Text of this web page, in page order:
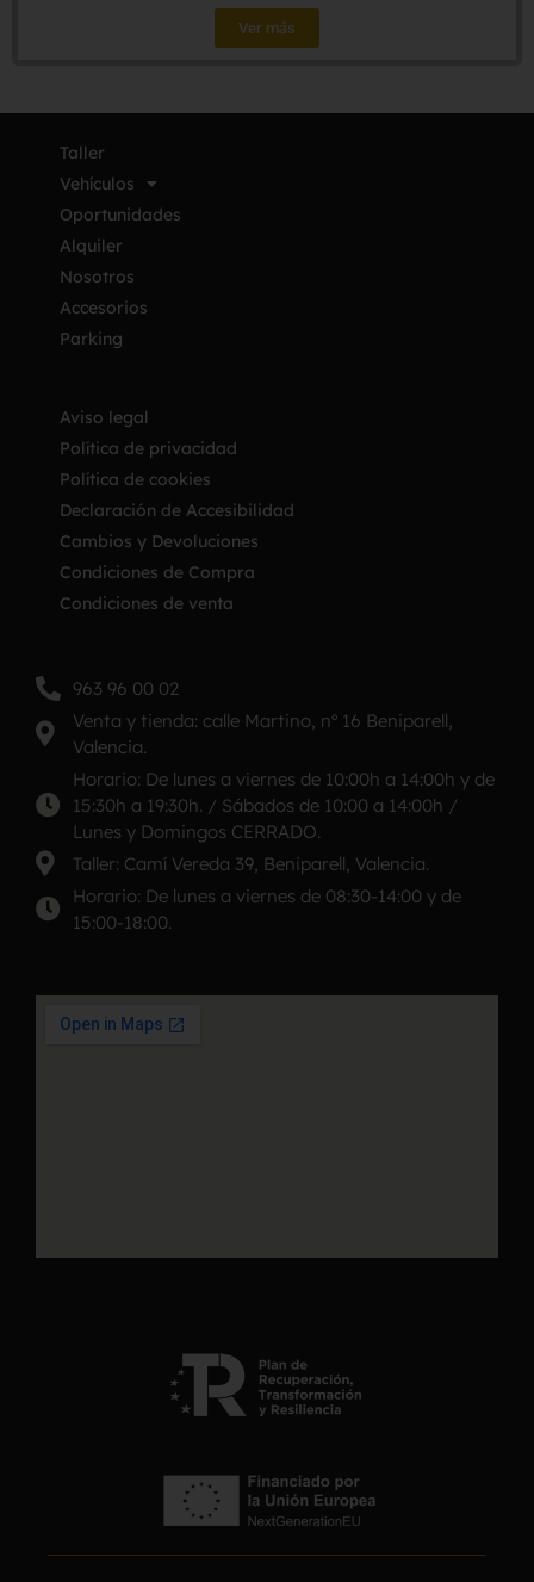
Ver más
Taller
Vehículos
Oportunidades
Alquiler
Nosotros
Accesorios
Parking
Aviso legal
Política de privacidad
Política de cookies
Declaración de Accesibilidad
Cambios y Devoluciones
Condiciones de Compra
Condiciones de venta
963 96 00 02
Venta y tienda: calle Martino, nº 16 Beniparell,
Valencia.
Horario: De lunes a viernes de 10:00h a 14:00h y de
15:30h a 19:30h. / Sábados de 10:00 a 14:00h /
Lunes y Domingos CERRADO.
Taller: Camí Vereda 39, Beniparell, Valencia.
Horario: De lunes a viernes de 08:30-14:00 y de
15:00-18:00.